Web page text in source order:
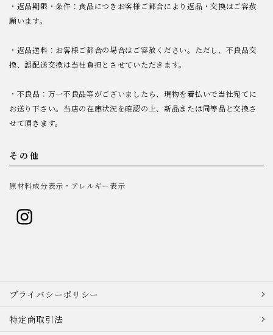
・返品期限・条件：食品につきお客様ご都合により返品・交換はご容赦
願います。
・返品送料：お客様ご都合の場合はご容赦ください。ただし、不良品交
換、誤配送交換は当社負担とさせていただきます。
・不良品：万一不良品等がございましたら、現物を着払いで当社宛てに
お送り下さい。当店の在庫状況を確認の上、新品または同等品と交換さ
せて頂きます。
その他
原材料成分表示・アレルギー表示
プライバシーポリシー
特定商取引法